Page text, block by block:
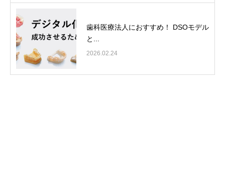
歯科医療法人におすすめ！ DSOモデル
と...
2026.02.24